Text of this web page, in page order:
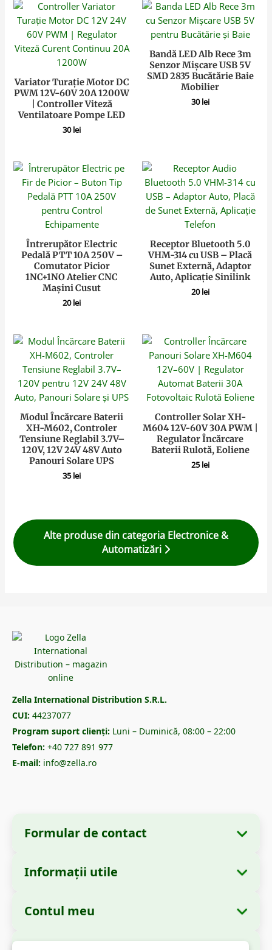
Variator Turație Motor DC
PWM 12V-60V 20A 1200W
| Controller Viteză
Ventilatoare Pompe LED
30lei
Bandă LED Alb Rece 3m
Senzor Mișcare USB 5V
SMD 2835 Bucătărie Baie
Mobilier
30lei
Întrerupător Electric
Pedală PTT 10A 250V –
Comutator Picior
1NC+1NO Atelier CNC
Mașini Cusut
20lei
Receptor Bluetooth 5.0
VHM-314 cu USB – Placă
Sunet Externă, Adaptor
Auto, Aplicație Sinilink
20lei
Modul Încărcare Baterii
XH-M602, Controler
Tensiune Reglabil 3.7V–
120V, 12V 24V 48V Auto
Panouri Solare UPS
35lei
Controller Solar XH-
M604 12V-60V 30A PWM |
Regulator Încărcare
Baterii Rulotă, Eoliene
25lei
Alte produse din categoria Electronice &
Automatizări
Zella International Distribution S.R.L.
CUI: 44237077
Program suport clienți: Luni – Duminică, 08:00 – 22:00
Telefon: +40 727 891 977
E-mail: info@zella.ro
Formular de contact
Denumire:
S.R.L.
Sediu Social:Strada Cuza Vodă nr. 97, Sector
Informații utile
Metode de plată
Contul meu
Comenzile mele